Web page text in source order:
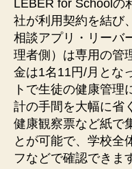
LEBER for Schoolの
社が利⽤契約を結び
相談アプリ・リーバ
理者側）は専⽤の管
⾦は1名11円/⽉とな
トで⽣徒の健康管
計の⼿間を⼤幅に省
健康観察票など紙で
とが可能で、学校全
フなどで確認できま